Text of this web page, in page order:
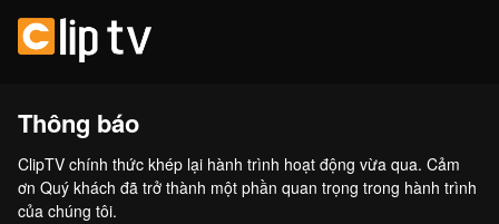
Thông báo
ClipTV chính thức khép lại hành trình hoạt động vừa qua. Cảm
ơn Quý khách đã trở thành một phần quan trọng trong hành trình
của chúng tôi.